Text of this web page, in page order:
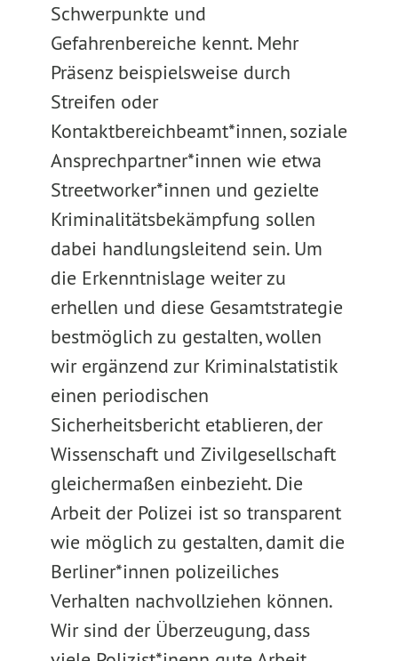
Schwerpunkte und
Gefahrenbereiche kennt. Mehr
Präsenz beispielsweise durch
Streifen oder
Kontaktbereichbeamt*innen, soziale
Ansprechpartner*innen wie etwa
Streetworker*innen und gezielte
Kriminalitätsbekämpfung sollen
dabei handlungsleitend sein. Um
die Erkenntnislage weiter zu
erhellen und diese Gesamtstrategie
bestmöglich zu gestalten, wollen
wir ergänzend zur Kriminalstatistik
einen periodischen
Sicherheitsbericht etablieren, der
Wissenschaft und Zivilgesellschaft
gleichermaßen einbezieht. Die
Arbeit der Polizei ist so transparent
wie möglich zu gestalten, damit die
Berliner*innen polizeiliches
Verhalten nachvollziehen können.
Wir sind der Überzeugung, dass